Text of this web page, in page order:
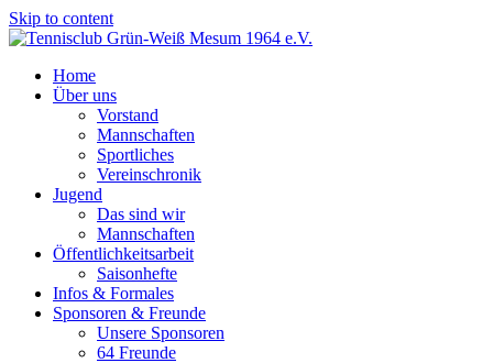
Skip to content
Home
Über uns
Vorstand
Mannschaften
Sportliches
Vereinschronik
Jugend
Das sind wir
Mannschaften
Öffentlichkeitsarbeit
Saisonhefte
Infos & Formales
Sponsoren & Freunde
Unsere Sponsoren
64 Freunde